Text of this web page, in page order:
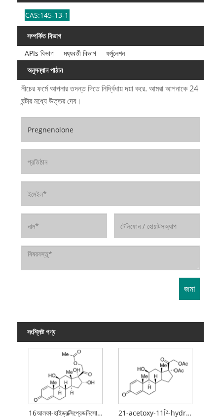
CAS:145-13-1
সম্পর্কিত বিভাগ
APIs বিভাগ
মধ্যবর্তী বিভাগ
ফর্মুলেশন
অনুসন্ধান পাঠান
নীচের ফর্মে আপনার তদন্ত দিতে নির্দ্বিধায় দয়া করে. আমরা আপনাকে 24
ঘন্টার মধ্যে উত্তর দেব।
সংশ্লিষ্ট পণ্য
16আলফা-হাইড্রক্সিপ্রেডনিসোলন 21-acetoxy-11Î²-hydroxypregna-1,4,16-triene-3,20-dione